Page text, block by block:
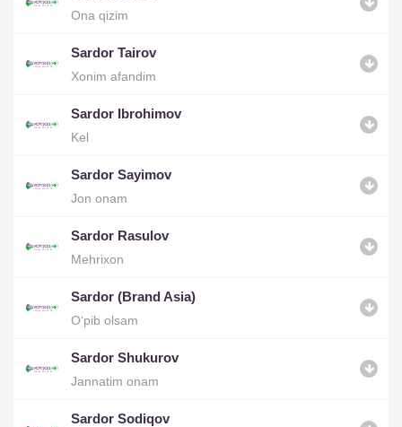
Ona qizim
Sardor Tairov
Xonim afandim
Sardor Ibrohimov
Kel
Sardor Sayimov
Jon onam
Sardor Rasulov
Mehrixon
Sardor (Brand Asia)
O‘pib olsam
Sardor Shukurov
Jannatim onam
Sardor Sodiqov